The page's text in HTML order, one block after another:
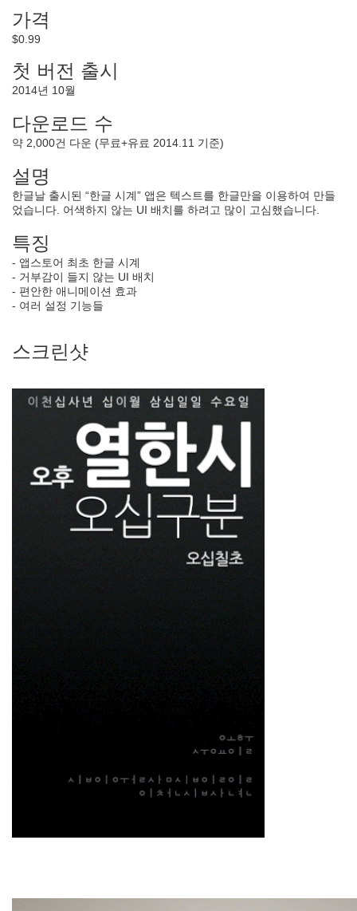
가격
$0.99
첫 버전 출시
2014년 10월
다운로드 수
약 2,000건 다운 (무료+유료 2014.11 기준)
설명
한글날 출시된 “한글 시계” 앱은 텍스트를 한글만을 이용하여 만들
었습니다. 어색하지 않는 UI 배치를 하려고 많이 고심했습니다.
특징
- 앱스토어 최초 한글 시계
- 거부감이 들지 않는 UI 배치
- 편안한 애니메이션 효과
- 여러 설정 기능들
스크린샷